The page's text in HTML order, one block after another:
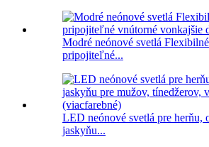
Modré neónové svetlá
pripojiteľné...
LED neónové svetlá pre herňu,
jaskyňu...